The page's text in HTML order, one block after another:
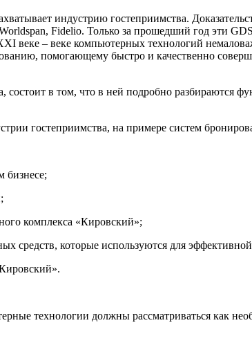
индустрию гостеприимства.
Fidelio. Только за прошедший год эти
веке – веке компьютерных технологий
помогающему быстро и качественно
состоит в том, что в ней подробно разбираются
гостеприимства, на примере систем
бизнесе;
комплекса «Кировский»;
средств, которые используются для
технологии должны рассматриваться как